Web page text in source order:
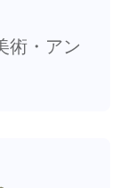
術・アン